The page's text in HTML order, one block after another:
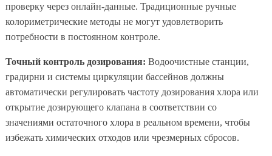
проверку через онлайн-данные. Традиционные ручные
колориметрические методы не могут удовлетворить
потребности в постоянном контроле.
Точный контроль дозирования: Водоочистные станции,
градирни и системы циркуляции бассейнов должны
автоматически регулировать частоту дозирования хлора или
открытие дозирующего клапана в соответствии со
значениями остаточного хлора в реальном времени, чтобы
избежать химических отходов или чрезмерных сбросов.